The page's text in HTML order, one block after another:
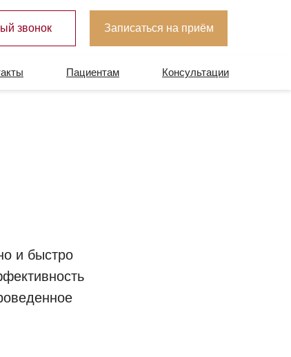
звонок Записаться на приём
Консультации
Пациентам
и быстро